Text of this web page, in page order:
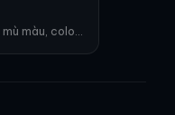
Palette, gradient, contrast WCAG, mù màu, color wheel, export PNG. 9 công cụ.